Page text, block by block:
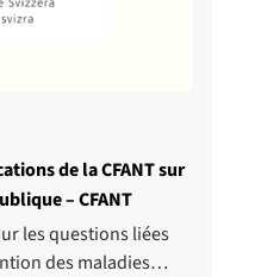
de la CFANT sur
– CFANT
les questions liées
des maladies…